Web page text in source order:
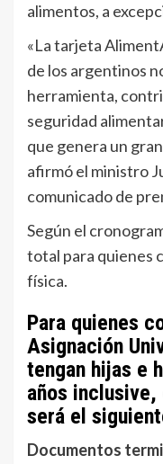
alimentos, a
«La tarjeta
de los argentinos
herramienta,
seguridad
que genera un
afirmó el ministro
comunicado de
Según el
total para quienes
física.
Para quienes
Asignación
tengan hijas e
años
será el
Documentos